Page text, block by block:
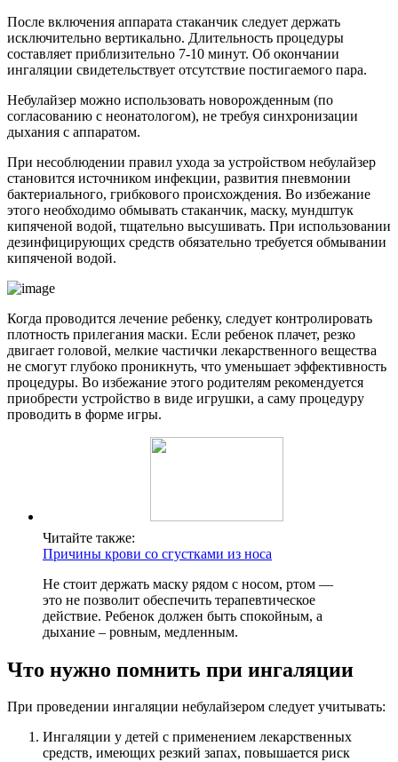
После включения аппарата стаканчик следует держать
исключительно вертикально. Длительность процедуры
составляет приблизительно 7-10 минут. Об окончании
ингаляции свидетельствует отсутствие постигаемого пара.
Небулайзер можно использовать новорожденным (по
согласованию с неонатологом), не требуя синхронизации
дыхания с аппаратом.
При несоблюдении правил ухода за устройством небулайзер
становится источником инфекции, развития пневмонии
бактериального, грибкового происхождения. Во избежание
этого необходимо обмывать стаканчик, маску, мундштук
кипяченой водой, тщательно высушивать. При использовании
дезинфицирующих средств обязательно требуется обмывании
кипяченой водой.
Когда проводится лечение ребенку, следует контролировать
плотность прилегания маски. Если ребенок плачет, резко
двигает головой, мелкие частички лекарственного вещества
не смогут глубоко проникнуть, что уменьшает эффективность
процедуры. Во избежание этого родителям рекомендуется
приобрести устройство в виде игрушки, а саму процедуру
проводить в форме игры.
Читайте также:
Причины крови со сгустками из носа
Не стоит держать маску рядом с носом, ртом —
это не позволит обеспечить терапевтическое
действие. Ребенок должен быть спокойным, а
дыхание – ровным, медленным.
Что нужно помнить при ингаляции
При проведении ингаляции небулайзером следует учитывать:
Ингаляции у детей с применением лекарственных
средств, имеющих резкий запах, повышается риск